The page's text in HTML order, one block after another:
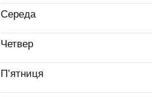
Середа
Четвер
П’ятниця